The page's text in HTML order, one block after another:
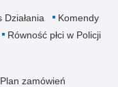
Działania
Komendy
Równość płci w Policji
Plan zamówień